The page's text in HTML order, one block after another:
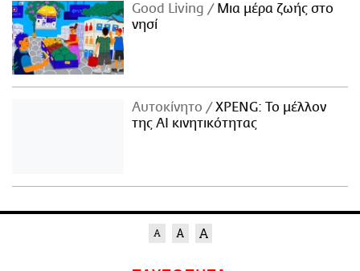
Good Living
Μια μέρα ζωής στο
νησί
Αυτοκίνητο
XPENG: Το μέλλον
της AI κινητικότητας